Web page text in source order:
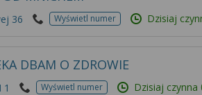
36 Wyświetl numer Dzisiaj
DBAM O ZDROWIE
1 Wyświetl numer Dzisiaj czynna